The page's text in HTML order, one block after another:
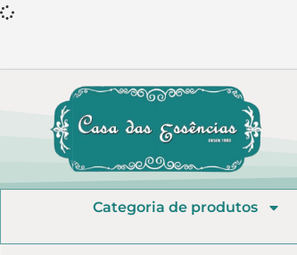
Categoria de produtos